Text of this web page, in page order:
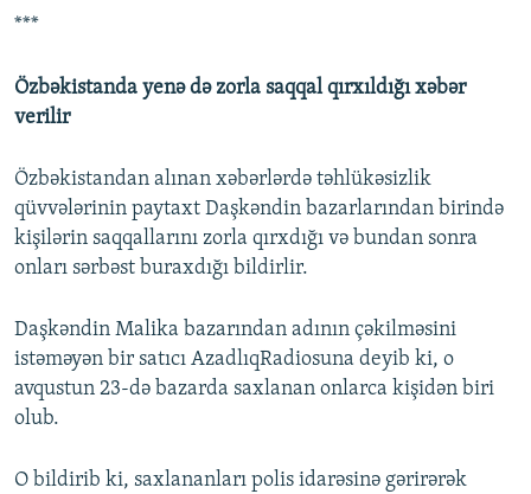
***
Özbəkistanda yenə də zorla saqqal qırxıldığı xəbər
verilir
Özbəkistandan alınan xəbərlərdə təhlükəsizlik
qüvvələrinin paytaxt Daşkəndin bazarlarından birində
kişilərin saqqallarını zorla qırxdığı və bundan sonra
onları sərbəst buraxdığı bildirlir.
Daşkəndin Malika bazarından adının çəkilməsini
istəməyən bir satıcı AzadlıqRadiosuna deyib ki, o
avqustun 23-də bazarda saxlanan onlarca kişidən biri
olub.
O bildirib ki, saxlananları polis idarəsinə gərirərək